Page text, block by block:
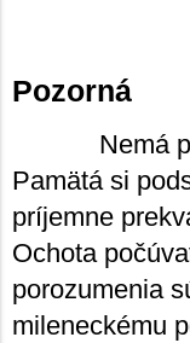
Pozorná
Nemá
Pamätá si
príjemne
Ochota
porozumenia
mileneckému